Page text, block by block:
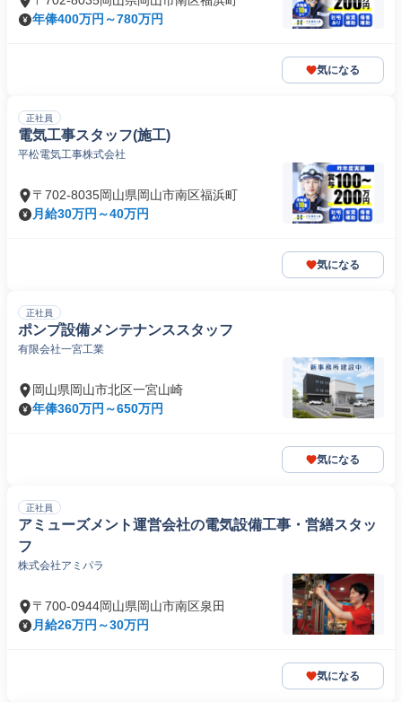
年俸400万円～780万円
気になる
正社員
電気工事スタッフ(施工)
平松電気工事株式会社
〒702-8035岡山県岡山市南区福浜町
月給30万円～40万円
気になる
正社員
ポンプ設備メンテナンススタッフ
有限会社一宮工業
岡山県岡山市北区一宮山崎
年俸360万円～650万円
気になる
正社員
アミューズメント運営会社の電気設備工事・営繕スタッ
フ
株式会社アミパラ
〒700-0944岡山県岡山市南区泉田
月給26万円～30万円
気になる